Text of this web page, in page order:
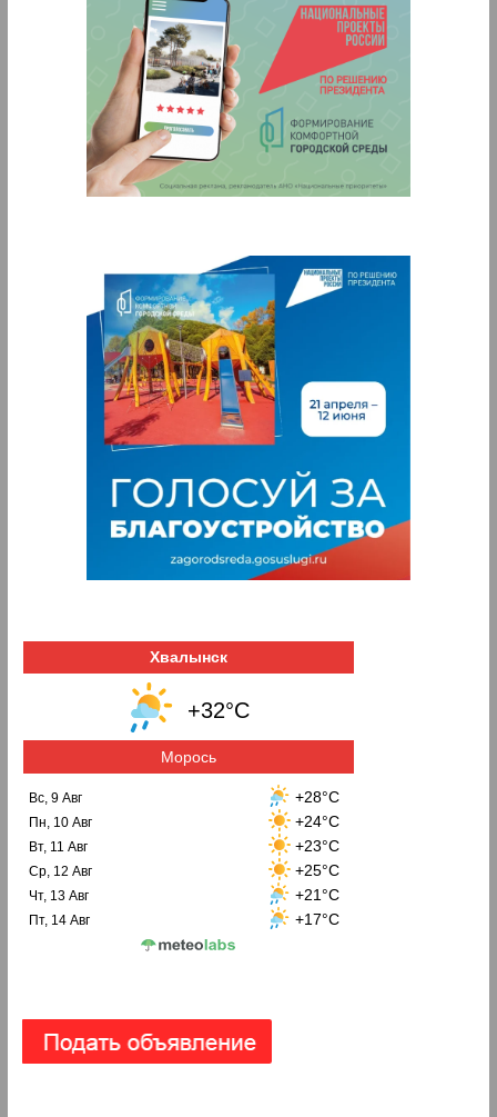
Хвалынск
+32°C
Морось
Вс, 9 Авг +28°C
Пн, 10 Авг +24°C
Вт, 11 Авг +23°C
Ср, 12 Авг +25°C
Чт, 13 Авг +21°C
Пт, 14 Авг +17°C